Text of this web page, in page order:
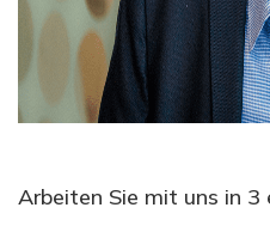
Arbeiten Sie mit uns in 3